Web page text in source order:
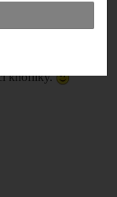
Tudíž je najdete
knoflíky.